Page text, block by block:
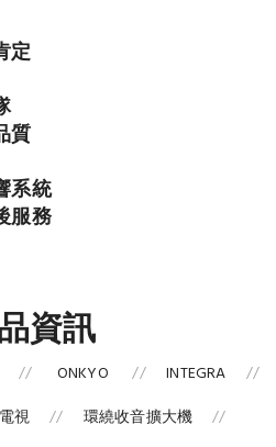
定
質
系統
服務
資訊
ONKYO
INTEGRA
視
環繞收音擴大機